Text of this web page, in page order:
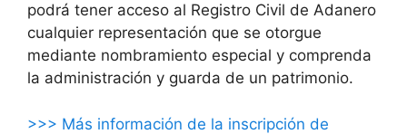
podrá tener acceso al Registro Civil de Adanero
cualquier representación que se otorgue
mediante nombramiento especial y comprenda
la administración y guarda de un patrimonio.
>>> Más información de la inscripción de